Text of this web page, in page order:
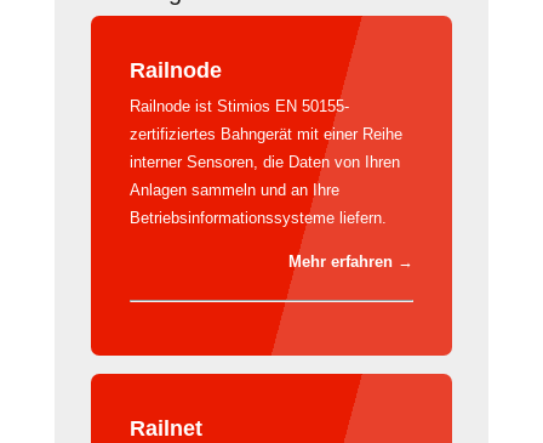
Railnode
Railnode ist Stimios EN 50155-
zertifiziertes Bahngerät mit einer Reihe
interner Sensoren, die Daten von Ihren
Anlagen sammeln und an Ihre
Betriebsinformationssysteme liefern.
Mehr erfahren →
Railnet